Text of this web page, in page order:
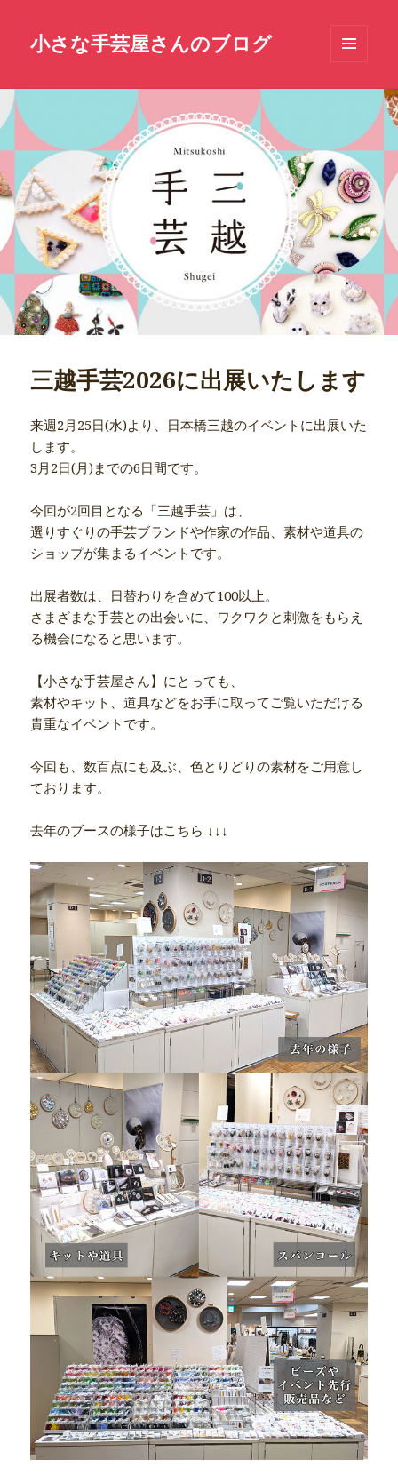
小さな手芸屋さんのブログ
ーとウ
三越手芸2026に出展いたします
来週2月25日(水)より、 日本橋三越のイベントに出展いた
します。
3月2日(月)までの6日間です。
今回が2回目となる「三越手芸」は、
選りすぐりの手芸ブランドや作家の作品、素材や道具の
ショップが集まるイベントです。
出展者数は、日替わりを含めて100以上。
さまざまな手芸との出会いに、ワクワクと刺激をもらえ
る機会になると思います。
【小さな手芸屋さん】にとっても、
素材やキット、道具などをお手に取ってご覧いただける
貴重なイベントです。
今回も、数百点にも及ぶ、色とりどりの素材をご用意し
ております。
去年のブースの様子はこちら ↓↓↓